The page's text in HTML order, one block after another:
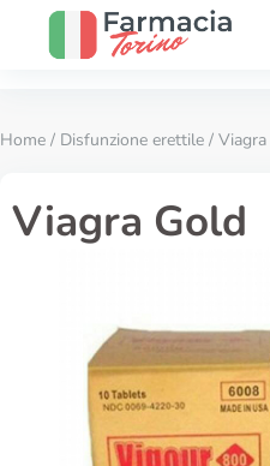
Home / Disfunzione erettile /
Viagra Gold